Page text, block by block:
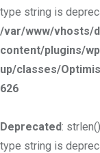
type string is
/var/www/vhosts/
content/plugins/
up/classes/
626
Deprecated:
type string is